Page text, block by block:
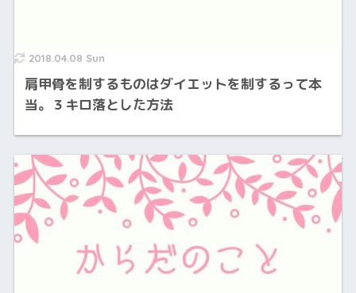
2018.04.08 Sun
肩甲骨を制するものはダイエットを制するって本
当。３キロ落とした方法